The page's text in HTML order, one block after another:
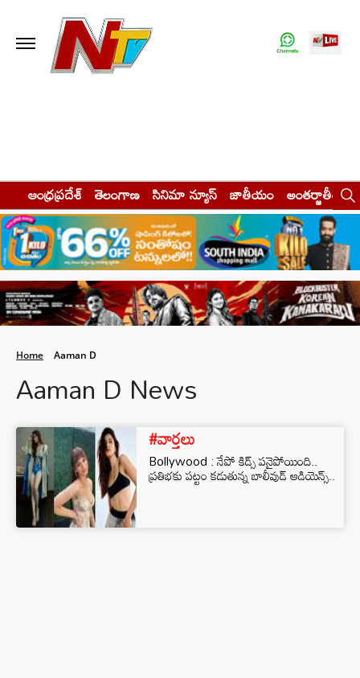
ఆంధ్రప్రదేశ్ తెలంగాణ సినిమా న్యూస్ జాతీయం అంతర్జాతీయం
Home Aaman D
Aaman D News
#వార్తలు
Bollywood : నేపో కిడ్స్ పనైపోయింది..
ప్రతిభకు పట్టం కడుతున్న బాలీవుడ్ ఆడియెన్స్..